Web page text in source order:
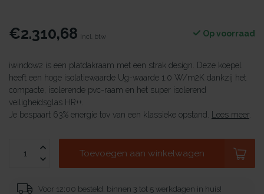
€2.310,68 Incl. btw Op voorraad
iwindow2 is een platdakraam met een strak design. Deze koepel
heeft een hoge isolatiewaarde Ug-waarde 1.0 W/m2K dankzij het
compacte, isolerende pvc-raam en het super isolerend
veiligheidsglas HR++.
Je bespaart 63% energie tov van een klassieke opstand.
Lees meer.
Toevoegen aan winkelwagen
Voor 12:00 besteld, binnen 3 tot 5 werkdagen in huis!